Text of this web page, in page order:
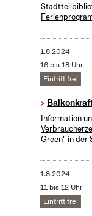
1.8.2024
16 bis 18 Uhr
Eintritt frei
Information
Green" in der
1.8.2024
11 bis 12 Uhr
Eintritt frei